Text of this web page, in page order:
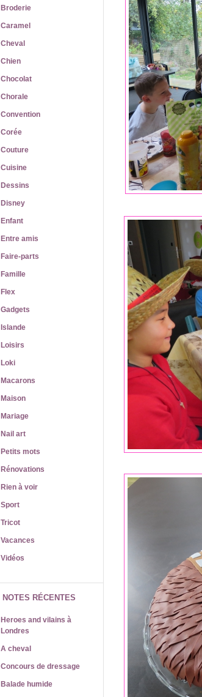
Broderie
Caramel
Cheval
Chien
Chocolat
Chorale
Convention
Corée
Couture
Cuisine
Dessins
Disney
Enfant
Entre amis
Faire-parts
Famille
Flex
Gadgets
Islande
Loisirs
Loki
Macarons
Maison
Mariage
Nail art
Petits mots
Rénovations
Rien à voir
Sport
Tricot
Vacances
Vidéos
NOTES RÉCENTES
Heroes and vilains à
Londres
A cheval
Concours de dressage
Balade humide